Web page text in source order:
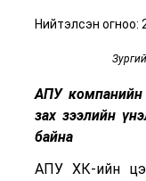
Нийтэлсэн огноо:
АПУ компанийн
зах зээлийн
байна
АПУ ХК-ийн